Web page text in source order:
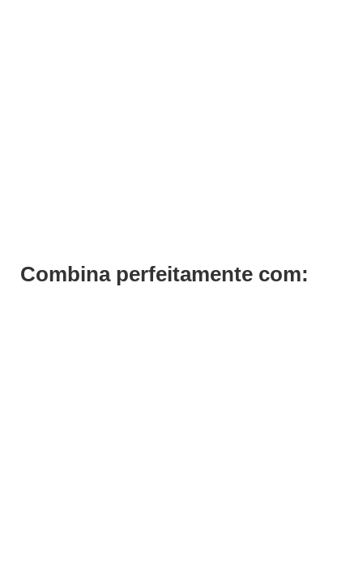
Combina perfeitamente com: